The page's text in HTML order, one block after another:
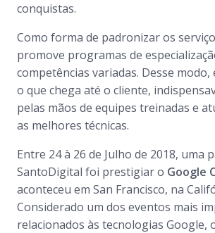
conquistas.
Como forma de padronizar os
promove programas de
competências variadas. Desse
o que chega até o cliente,
pelas mãos de equipes treinadas e
as melhores técnicas.
Entre 24 à 26 de Julho de 2018, uma
SantoDigital foi prestigiar o Google
aconteceu em San Francisco, na
Considerado um dos eventos mais
relacionados às tecnologias Google,